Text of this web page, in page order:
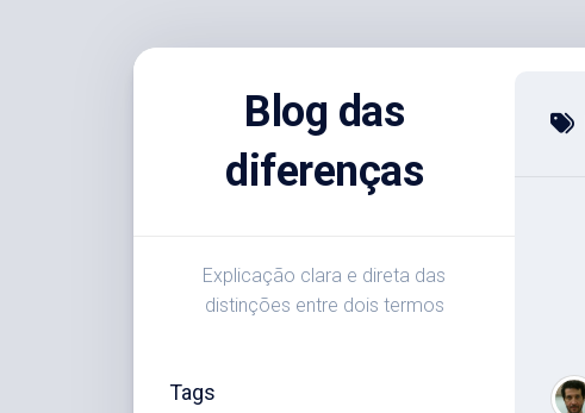
Blog das
diferenças
Explicação clara e direta das
distinções entre dois termos
Tags